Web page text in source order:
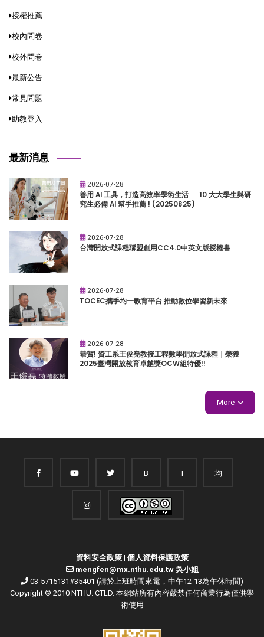
授權推薦
校內問卷
校外問卷
最新公告
常見問題
助教登入
最新消息
2026-07-28
善用 AI 工具，打造高效率學術生活──10 大大學生與研
究生必備 AI 幫手推薦 ! (20250825)
2026-07-28
台灣開放式課程聯盟創用CC4.0中英文版授權書
2026-07-28
TOCEC攜手均一教育平台 推動數位學習新未來
2026-07-28
恭賀! 資工系王俊堯教授工程數學開放式課程｜榮獲
2025臺灣開放教育卓越獎OCW組特優!!
More
B T 均
資料安全政策| 個人資料保護政策
mengfen@mx.nthu.edu.tw 吳小姐
03-5715131#35401 (請於上班時間來電，中午12-13為午休時間)
Copyright © 2010 NTHU. CTLD. 本網站所有內容嚴禁任何商業行為僅供學
術使用